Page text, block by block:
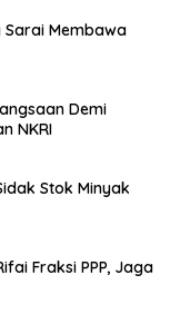
Membawa
Demi
NKRI
Stok Minyak
Fraksi PPP, Jaga